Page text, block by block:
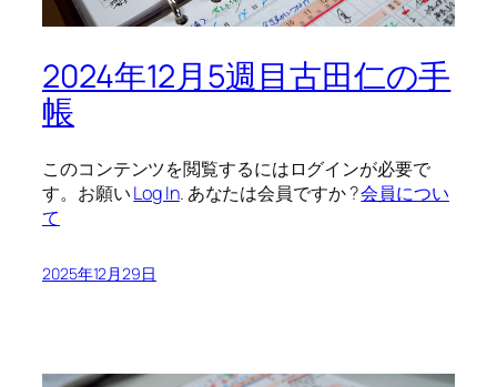
2024年12月5週目古田仁の手
帳
このコンテンツを閲覧するにはログインが必要で
す。お願いLog In. あなたは会員ですか ?会員につい
て
2025年12月29日